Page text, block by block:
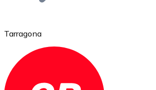
Ethereum
Tarragona